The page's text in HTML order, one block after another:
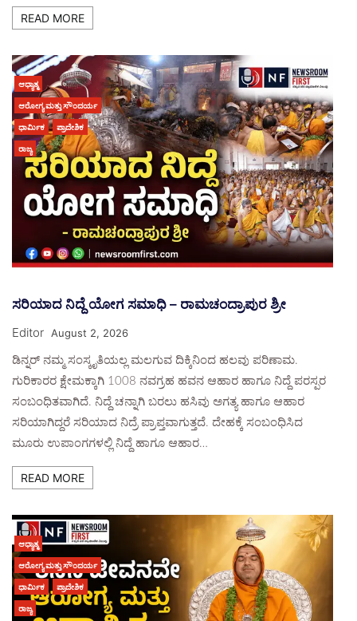
READ MORE
ಆಧ್ಯಾತ್ಮ
ಆರೋಗ್ಯ ಮತ್ತು ಸೌಂದರ್ಯ
ಧಾರ್ಮಿಕ ಪ್ರಾದೇಶಿಕ
ರಾಜ್ಯ
ಸರಿಯಾದ ನಿದ್ದೆ ಯೋಗ ಸಮಾಧಿ – ರಾಮಚಂದ್ರಾಪುರ ಶ್ರೀ
Editor August 2, 2026
ಡಿನ್ನರ್ ನಮ್ಮ ಸಂಸ್ಕೃತಿಯಲ್ಲ ಮಲಗುವ ದಿಕ್ಕಿನಿಂದ ಹಲವು ಪರಿಣಾಮ.
ಗುರಿಕಾರರ ಕ್ಷೇಮಕ್ಕಾಗಿ 1008 ನವಗ್ರಹ ಹವನ ಆಹಾರ ಹಾಗೂ ನಿದ್ದೆ ಪರಸ್ಪರ
ಸಂಬಂಧಿತವಾಗಿದೆ. ನಿದ್ದೆ ಚನ್ನಾಗಿ ಬರಲು ಹಸಿವು ಅಗತ್ಯ ಹಾಗೂ ಆಹಾರ
ಸರಿಯಾಗಿದ್ದರೆ ಸರಿಯಾದ ನಿದ್ರೆ ಪ್ರಾಪ್ತವಾಗುತ್ತದೆ. ದೇಹಕ್ಕೆ ಸಂಬಂಧಿಸಿದ
ಮೂರು ಉಪಾಂಗಗಳಲ್ಲಿ ನಿದ್ದೆ ಹಾಗೂ ಆಹಾರ…
READ MORE
ಆಧ್ಯಾತ್ಮ
ಆರೋಗ್ಯ ಮತ್ತು ಸೌಂದರ್ಯ
ಧಾರ್ಮಿಕ ಪ್ರಾದೇಶಿಕ
ರಾಜ್ಯ